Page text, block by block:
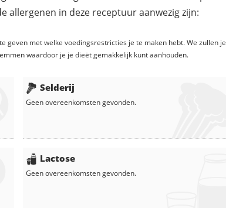
allergenen in deze receptuur aanwezig zijn:
geven met welke voedingsrestricties je te maken hebt. We zullen je
waardoor je je dieët gemakkelijk kunt aanhouden.
Selderij
Geen overeenkomsten gevonden.
Lactose
Geen overeenkomsten gevonden.